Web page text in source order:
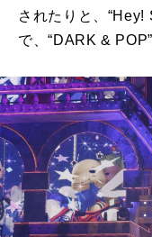
されたりと、“Hey!
で、“DARK &